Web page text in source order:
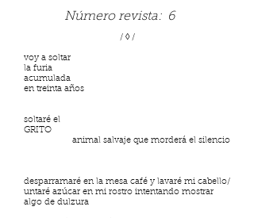
Número revista: 6
/ ◊ /
voy a soltar
la furia
acumulada
en treinta años
soltaré el
GRITO
animal salvaje que morderá el silencio
desparramaré en la mesa café y lavaré mi cabello/
untaré azúcar en mi rostro intentando mostrar
algo de dulzura